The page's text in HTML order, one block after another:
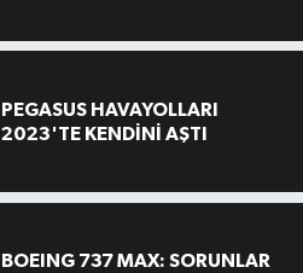
PEGASUS HAVAYOLLARI
2023'TE KENDİNİ AŞTI
BOEING 737 MAX: SORUNLAR